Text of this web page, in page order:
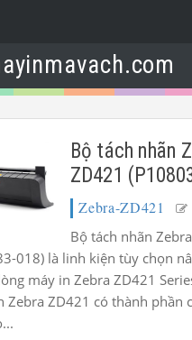
Bộ tách nhãn
ZD421
Zebra-ZD421
Bộ tách nhãn
018) là linh kiện tùy chọn
máy in Zebra ZD421
Zebra ZD421 có thành phần